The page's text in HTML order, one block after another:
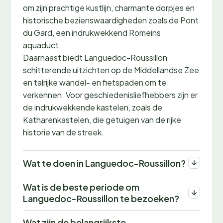
om zijn prachtige kustlijn, charmante dorpjes en
historische bezienswaardigheden zoals de Pont
du Gard, een indrukwekkend Romeins
aquaduct.
Daarnaast biedt Languedoc-Roussillon
schitterende uitzichten op de Middellandse Zee
en talrijke wandel- en fietspaden om te
verkennen. Voor geschiedenisliefhebbers zijn er
de indrukwekkende kastelen, zoals de
Katharenkastelen, die getuigen van de rijke
historie van de streek.
Wat te doen in Languedoc-Roussillon?
Wat is de beste periode om
Languedoc-Roussillon te bezoeken?